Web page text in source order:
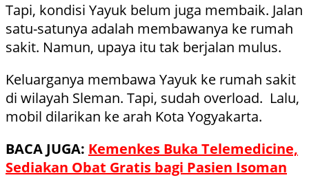
Tapi, kondisi Yayuk belum juga membaik. Jalan
satu-satunya adalah membawanya ke rumah
sakit. Namun, upaya itu tak berjalan mulus.
Keluarganya membawa Yayuk ke rumah sakit
di wilayah Sleman. Tapi, sudah overload. Lalu,
mobil dilarikan ke arah Kota Yogyakarta.
BACA JUGA: Kemenkes Buka Telemedicine,
Sediakan Obat Gratis bagi Pasien Isoman